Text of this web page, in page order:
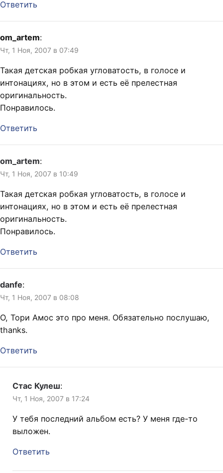
Ответить
om_artem:
Чт, 1 Ноя, 2007 в 07:49
Такая детская робкая угловатость, в голосе и
интонациях, но в этом и есть её прелестная
оригинальность.
Понравилось.
Ответить
om_artem:
Чт, 1 Ноя, 2007 в 10:49
Такая детская робкая угловатость, в голосе и
интонациях, но в этом и есть её прелестная
оригинальность.
Понравилось.
Ответить
danfe:
Чт, 1 Ноя, 2007 в 08:08
О, Тори Амос это про меня. Обязательно послушаю,
thanks.
Ответить
Стас Кулеш:
Чт, 1 Ноя, 2007 в 17:24
У тебя последний альбом есть? У меня где-то
выложен.
Ответить